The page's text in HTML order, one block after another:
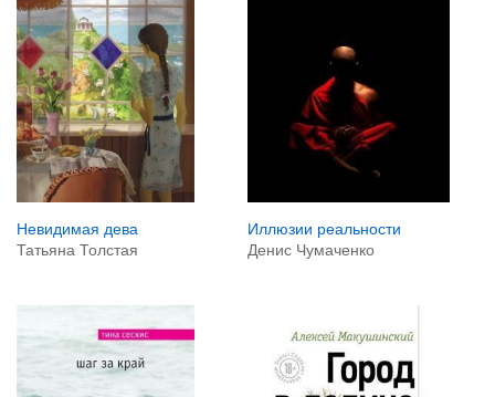
Невидимая дева
Татьяна Толстая
Иллюзии реальности
Денис Чумаченко